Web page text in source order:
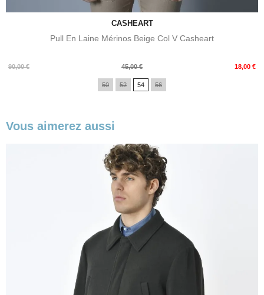
CASHEART
Pull En Laine Mérinos Beige Col V Casheart
90,00 €
Prix
45,00 € 18,00 €
Prix
50 52 54 56
Vous aimerez aussi